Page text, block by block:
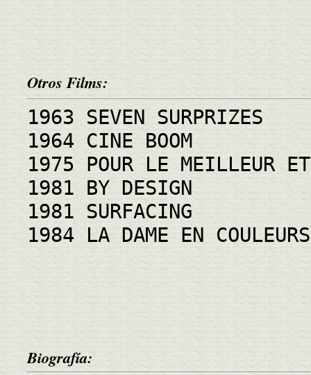
Otros Films:
1963 SEVEN SURPRIZES
1964 CINE BOOM
1975 POUR LE MEILLEUR
1981 BY DESIGN
1981 SURFACING
1984 LA DAME EN COULEURS
Biografía: